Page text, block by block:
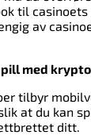
til casinoets
av
med
tilbyr
at du kan
ditt.